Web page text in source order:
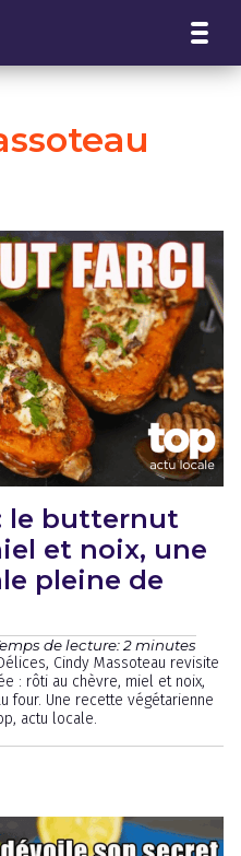
le butternut
et noix, une
pleine de
de lecture: 2 minutes
Cindy Massoteau revisite
: rôti au chèvre, miel et noix,
four. Une recette végétarienne
actu locale.